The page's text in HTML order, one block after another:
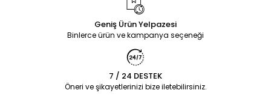
Geniş Ürün Yelpazesi
Binlerce ürün ve kampanya seçeneği
7 / 24 DESTEK
Öneri ve şikayetlerinizi bize iletebilirsiniz.